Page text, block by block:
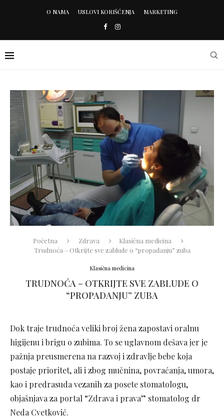
O NAMA USLOVI KORIŠĆENJA MARKETING
Početna Zdrava
Klasična medicina
Trudnoća – Otkrijte sve zablude o “propadanju” zuba
Klasična medicina
TRUDNOĆA – OTKRIJTE SVE ZABLUDE O
“PROPADANJU” ZUBA
Dok traje trudnoća veliki broj žena zapostavi oralnu
higijenu i brigu o zubima. To se uglavnom dešava jer je
pažnja preusmerena na razvoj i zdravlje bebe koja
postaje prioritet, ali i zbog mučnina, povraćanja, umora,
kao i predrasuda vezanih za posete stomatologu,
objašnjava za portal “Zdrava i prava” stomatolog dr
Neda Cvetković.